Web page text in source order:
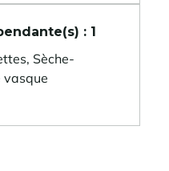
: 1
Sèche-
vasque